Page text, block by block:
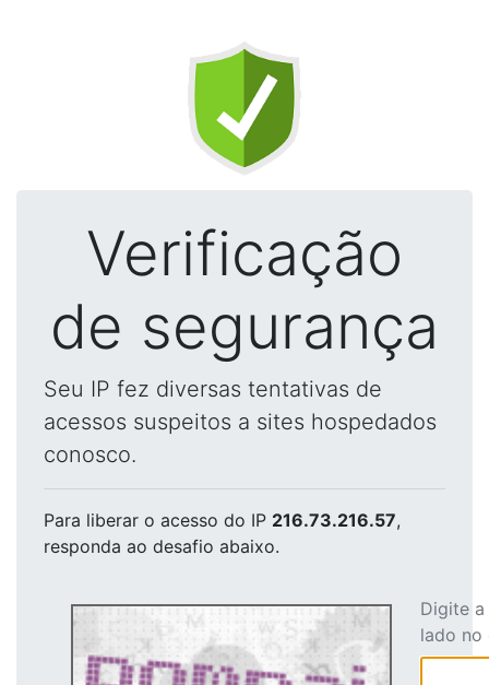
Verificação
de segurança
Seu IP fez diversas tentativas de
acessos suspeitos a sites hospedados
conosco.
Para liberar o acesso do IP 216.73.216.57,
responda ao desafio abaixo.
Digite
lado no